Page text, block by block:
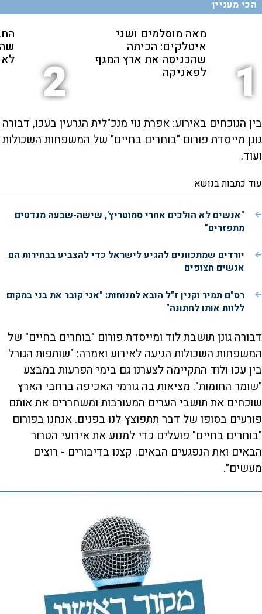
הכי מעניין
1
מאה מוסלמים ושני
איטלקים: הכיתה
שהכניסה את ארץ המגף
לפאניקה 2
בין הנוכחים באירוע: אפרת נוי מנכ"לית הגרעין בעכו, דבורה
גונן מייסדת פורום "בוחרים בחיים" של המשפחות השכולות
ועוד.
עוד כתבות בנושא
"אנשים לא הולכים אחרי סמוטריץ', שישה-שבעה מנדטים
מתפזרים"
יורדים שמתכוונים להגיע לישראל כדי להצביע בבחירות הם
אנשים חצופים
רס"ם תמיר וקנין ז"ל הובא למנוחות: "אני קובר את בני במקום
ללוות אותו לחתונה"
דבורה גונן תושבת לוד ומייסדת פורום "בוחרים בחיים" של
המשפחות השכולות הגיעה לאירוע ואמרה: "שותפות הגורל
בין עכו ולוד התקיימה לצערנו גם בימי הפרעות במבצע
"שומר החומות". מציאות בה גורמי האכיפה ברחבי הארץ
שוכחים את תושבי הערים המעורבות ומשחררים את אותם
פורעים בסופו של דבר תתפוצץ לנו בפנים. אנחנו בפורום
"בוחרים בחיים" פועלים כדי למנוע את אירועי הטרור
הבאים ואת הנפגעים הבאים. קצנו בדיבורים - רוצים
מעשים".